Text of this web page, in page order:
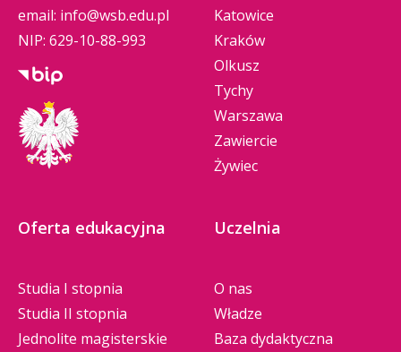
podróży w świat wiedzy i nauki.
Festiwalu Nauki, gratuluję Akademii WSB
w Dąbrowie Górniczej konsekwencji
i skuteczności w realizacji tego wydarzenia,
a naszych mieszkańców zachęcam do
czerpania z jego wyjątkowości.
email: info@wsb.edu.pl
NIP: 629-10-88-993
Katowice
Kraków
Olkusz
Tychy
Warszawa
Zawiercie
Żywiec
Oferta edukacyjna
Studia I stopnia
Studia II stopnia
Jednolite magisterskie
Uczelnia
O nas
Władze
Baza dydaktyczna